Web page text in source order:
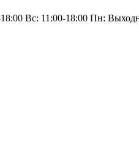
Вс: 11:00-18:00 Пн: